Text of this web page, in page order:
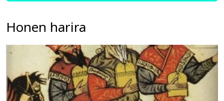
Honen harira